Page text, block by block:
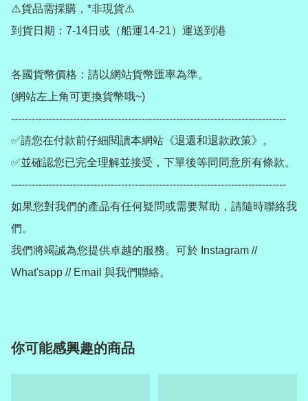
⚠️貨品需採購，*非現貨⚠️
到貨日期：7-14日或（船運14-21）運送到港
各國貨幣價格：請以網站貨幣匯率為準。
(網站左上角可更換貨幣哦~)
--------------------------------------------------------------------------------
✅請您在付款前仔細閱讀本網站《退還和退款政策》。
✅並確認您已完全理解並接受，下單後等同同意所有條款。
--------------------------------------------------------------------------------
如果您對我們的產品有任何疑問或需要幫助，請隨時聯絡我
們。
我們將竭誠為您提供卓越的服務。可於 Instagram //
What'sapp // Email 與我們聯絡。
你可能感興趣的商品